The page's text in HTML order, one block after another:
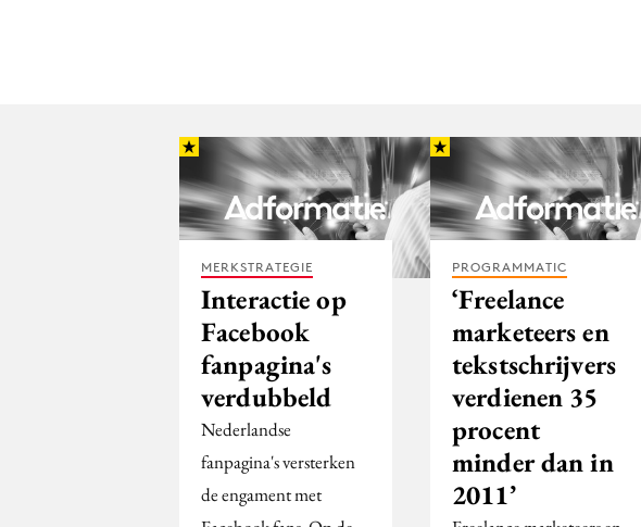
MERKSTRATEGIE
Interactie op
Facebook
fanpagina's
verdubbeld
Nederlandse
fanpagina's versterken
de engament met
PROGRAMMATIC
‘Freelance
marketeers en
tekstschrijvers
verdienen 35
procent
minder dan in
2011’